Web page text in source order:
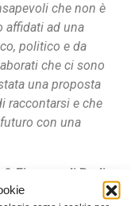
che non è
affidati ad una
politico e da
che ci sono
una proposta
raccontarsi e che
con una
Finance di Bedin